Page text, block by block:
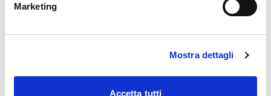
Marketing
Mostra dettagli
Accetta tutti